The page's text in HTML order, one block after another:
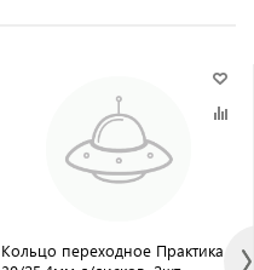
Кольцо переходное Практика